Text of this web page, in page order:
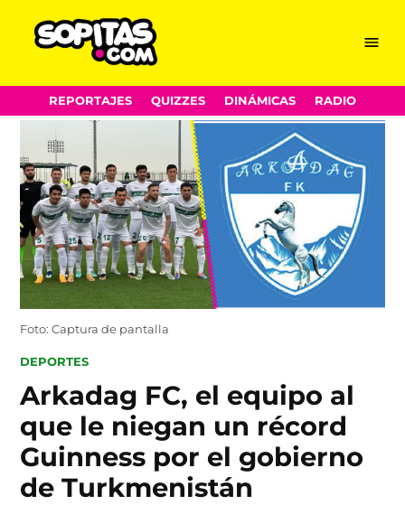
Skip
to
content
Menu
REPORTAJES QUIZZES DINÁMICAS RADIO
Foto: Captura de pantalla
POSTED
DEPORTES
Arkadag FC, el equipo al
que le niegan un récord
Guinness por el gobierno
de Turkmenistán